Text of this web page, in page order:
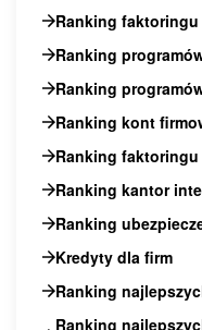
Ranking faktoringu
Ranking
Ranking
Ranking kont
Ranking faktoringu
Ranking kantor
Ranking
Kredyty dla firm
Ranking
Ranking